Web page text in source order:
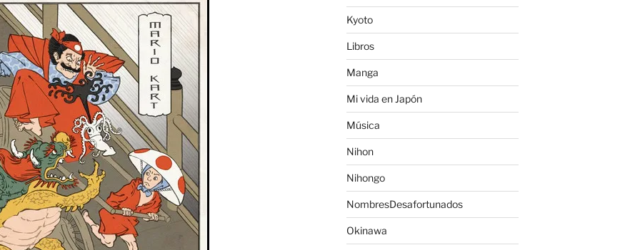
Kyoto
Libros
Manga
Mi vida en Japón
Música
Nihon
Nihongo
NombresDesafortunados
Okinawa